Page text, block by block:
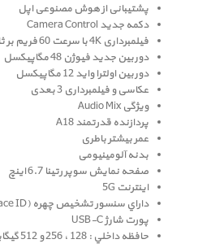
پشتیبانی از هوش مصنوعی اپل
دکمه جدید Camera Control
فیلمبرداری 4K با سرعت 60 فریم بر ثانیه
دوربین جدید فیوژن 48 مگاپیکسل
دوربین اولترا واید 12 مگاپیکسل
عکاسی و فیلمبرداری 3 بعدی
ویژگی Audio Mix
پردازنده قدرتمند A18
عمر بیشتر باطری
بدنه آلومینیومی
صفحه نمايش سوپر رتينا 6.7 اينچ
اینترنت 5G
داراي سنسور تشخيص چهره (Face ID)
پورت شارژ USB-C
حافظه داخلي : 128 ، 256 و 512 گيگابايت